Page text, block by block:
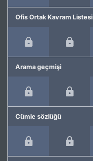
Ofis Ortak Kavram Listesi
Arama geçmişi
Cümle sözlüğü